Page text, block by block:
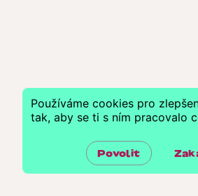
Používáme cookies pro
tak, aby se ti s ním pracovalo
Povolit